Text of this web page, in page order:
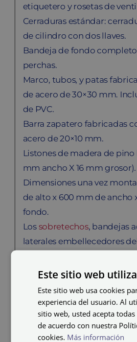
etiquetero y rosetas de
Cerraduras estándar:
de cilindro con dos llaves.
Bandeja de fondo
perchas.
Marco, tubos, y patas
de acero de 30×30 mm.
de PVC.
Barra zapatero fabricadas
acero de 20×10 mm.
Listones de madera de
mm ancho X 16 mm grosor).
Dimensiones una vez
de alto x 600 mm de ancho
fondo.
Los sobretechos, bandejas
laterales embellecedores
Productos relacionados
Este sitio web
Este sitio web usa cookies
experiencia del usuario. Al
sitio web, usted acepta todas
de acuerdo con nuestra
cookies. Más información